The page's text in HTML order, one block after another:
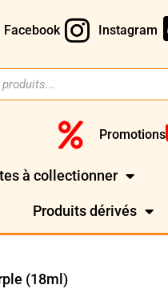
Facebook Instagram
Promotions
à collectionner
Produits dérivés
(18ml)